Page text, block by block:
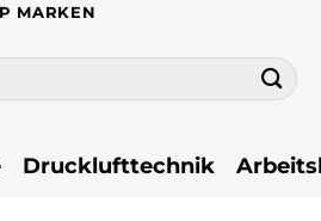
MARKEN
Drucklufttechnik